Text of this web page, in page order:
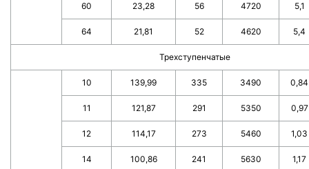
60 23,28 56 4720 5,1
64 21,81 52 4620 5,4
Трехступенчатые
10 139,99 335 3490 0,84
11 121,87 291 5350 0,97
12 114,17 273 5460 1,03
14 100,86 241 5630 1,17